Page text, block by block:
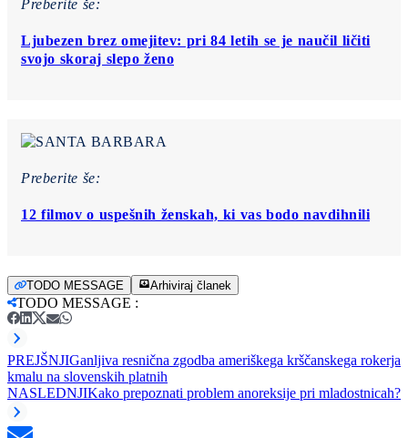
Preberite še:
Ljubezen brez omejitev: pri 84 letih se je naučil ličiti
svojo skoraj slepo ženo
Preberite še:
12 filmov o uspešnih ženskah, ki vas bodo navdihnili
TODO MESSAGE Arhiviraj članek
TODO MESSAGE :
PREJŠNJIGanljiva resnična zgodba ameriškega krščanskega rokerja
kmalu na slovenskih platnih
NASLEDNJIKako prepoznati problem anoreksije pri mladostnicah?